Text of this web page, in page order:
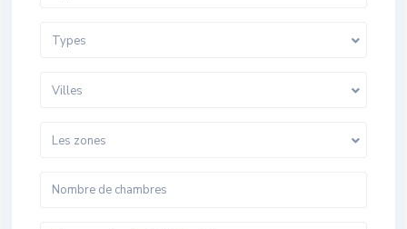
Types
Villes
Les zones